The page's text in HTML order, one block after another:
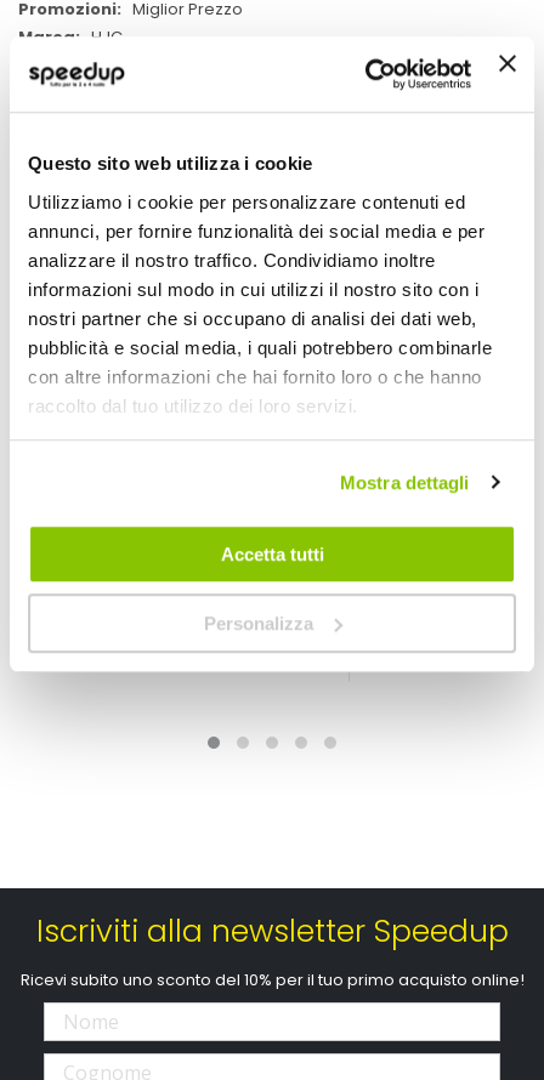
Questo sito web utilizza i cookie
Utilizziamo i cookie per personalizzare contenuti ed
annunci, per fornire funzionalità dei social media e per
analizzare il nostro traffico. Condividiamo inoltre
informazioni sul modo in cui utilizzi il nostro sito con i
nostri partner che si occupano di analisi dei dati web,
pubblicità e social media, i quali potrebbero combinarle
con altre informazioni che hai fornito loro o che hanno
raccolto dal tuo utilizzo dei loro servizi.
Mostra dettagli
Accetta tutti
Personalizza
Miglior Prezzo
HJC
Spedizione gratuita!
Casco Modulare C5
Spedizione gratuita!
Iscriviti alla newsletter Speedup
Ricevi subito uno sconto del 10% per il tuo primo acquisto online!